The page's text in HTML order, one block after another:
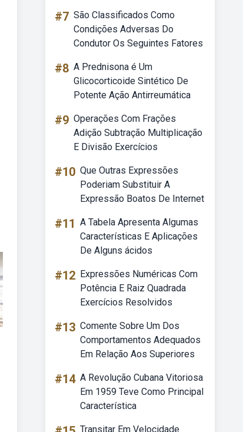
#7 São Classificados Como
Condições Adversas Do
Condutor Os Seguintes Fatores
#8 A Prednisona é Um
Glicocorticoide Sintético De
Potente Ação Antirreumática
#9 Operações Com Frações
Adição Subtração Multiplicação
E Divisão Exercícios
#10 Que Outras Expressões
Poderiam Substituir A
Expressão Boatos De Internet
#11 A Tabela Apresenta Algumas
Características E Aplicações
De Alguns ácidos
#12 Expressões Numéricas Com
Potência E Raiz Quadrada
Exercícios Resolvidos
#13 Comente Sobre Um Dos
Comportamentos Adequados
Em Relação Aos Superiores
#14 A Revolução Cubana Vitoriosa
Em 1959 Teve Como Principal
Característica
Transitar Em Velocidade